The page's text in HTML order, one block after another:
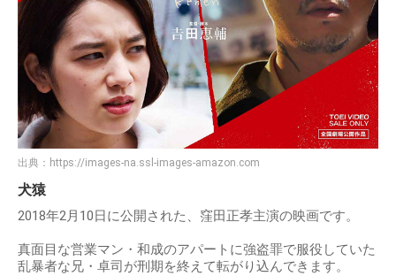
出典： https://images-na.ssl-images-amazon.com
犬猿
2018年2月10日に公開された、窪田正孝主演の映画です。
真面目な営業マン・和成のアパートに強盗罪で服役していた
乱暴者な兄・卓司が刑期を終えて転がり込んできます。